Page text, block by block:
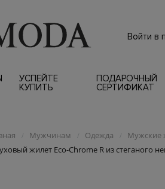
Войти в
УСПЕЙТЕ
КУПИТЬ
ПОДАРОЧНЫЙ
СЕРТИФИКАТ
/ Мужчинам / Одежда / Мужские
жилет Eco-Chrome R из стеганого